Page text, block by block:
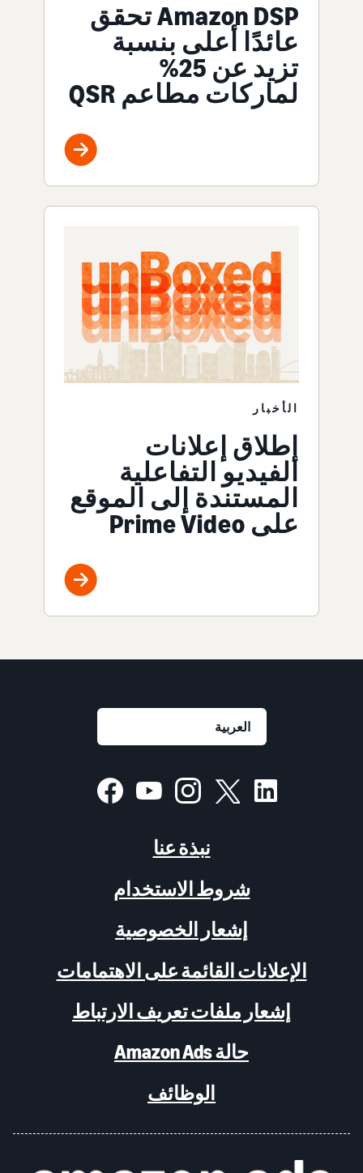
Amazon DSP تحقق
عائدًا أعلى بنسبة
تزيد عن 25%
لماركات مطاعم QSR
الأخبار
إطلاق إعلانات
الفيديو التفاعلية
المستندة إلى الموقع
على Prime Video
نبذة عنا
شروط الاستخدام
إشعار الخصوصية
الإعلانات القائمة على الاهتمامات
إشعار ملفات تعريف الارتباط
حالة Amazon Ads
الوظائف